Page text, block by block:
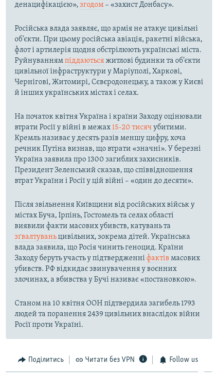
денацифікацією», згодом– «захист Донбасу».
Російська влада заявляє, що армія не атакує цивільні
об’єкти. При цьому російська авіація, ракетні війська,
флот і артилерія щодня обстрілюють українські міста.
Руйнуваннямпіддаютьсяжитлові будинки та об’єкти
цивільної інфраструктури у Маріуполі, Харкові,
Чернігові, Житомирі, Сєвєродонецьку, а також у Києві
й інших українських містах і селах.
На початок квітня Україна і країни Заходу оцінювали
втрати Росії у війні в межах 15-20 тисяч убитими.
Кремль називає у десять разів меншу цифру, хоча
речник Путіна визнав, що втрати «значні». У березні
Україна заявила про 1300 загиблих захисників.
Президент Зеленський сказав, що співвідношення
втрат України і Росії у цій війні – «один до десяти».
Після звільнення Київщини від російських військ у
містах Буча, Ірпінь, Гостомель та селах області
виявили факти масових убивств, катувань та
зґвалтуваньцивільних, зокрема дітей. Українська
влада заявила, що Росія чинить геноцид. Країни
Заходу беруть участь у підтвердженні фактів масових
убивств. РФ відкидає звинувачення у воєнних
злочинах, а вбивства у Бучі називає «постановкою».
Станом на 10 квітня ООН підтвердила загибель 1793
людей та поранення 2439 цивільних внаслідок війни
Росії проти Україні.
Поділитись Читати без VPN Follow us